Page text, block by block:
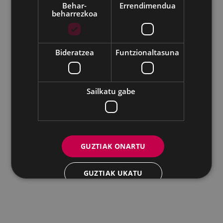
Udalaren sare sozial guztiak
Eibarko Andretxea - Isasi kalea, 11 | 20600 Eibar
Andretxea: 943 54 39 38Berdintasuna: 943 70 84 40
andretxea@eibar.eus
berdintasuna@eibar.eus
IFZ: P2003100A | DIR3 L01200300
Behar-
beharrezkoa
Errendimendua
Bideratzea Funtzionaltasuna
Sailkatu gabe
GUZTIAK ONARTU
GUZTIAK UKATU